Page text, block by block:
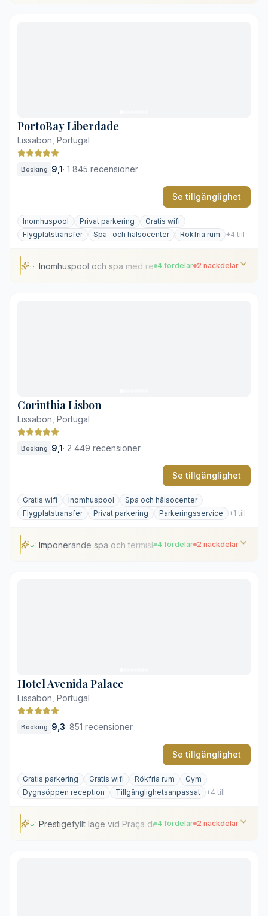
PortoBay Liberdade
Lissabon, Portugal
Booking 9,1· 1 845 recensioner
Se tillgänglighet
Inomhuspool Privat parkering
Gratis wifi
Flygplatstransfer
Spa- och hälsocenter Rökfria rum +4 till
Inomhuspool och spa med resortkänsla
4 fördelar 2 nackdelar
Corinthia Lisbon
Lissabon, Portugal
Booking 9,1· 2 449 recensioner
Se tillgänglighet
Gratis wifi Inomhuspool
Spa och hälsocenter
Flygplatstransfer
Privat parkering Parkeringsservice +1 till
Imponerande spa och termisk avdelning
4 fördelar 2 nackdelar
Hotel Avenida Palace
Lissabon, Portugal
Booking 9,3· 851 recensioner
Se tillgänglighet
Gratis parkering Gratis wifi Rökfria rum
Gym
Dygnsöppen reception
Tillgänglighetsanpassat +4 till
Prestigefyllt läge vid Praça dos Restauradores
4 fördelar 2 nackdelar